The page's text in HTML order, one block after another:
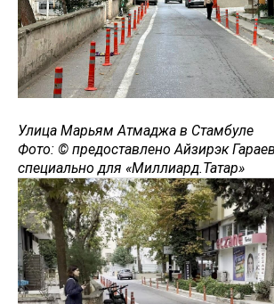
Улица Марьям Атмаджа в Стамбуле
Фото: © предоставлено Айзирэк
специально для «Миллиард.Татар»